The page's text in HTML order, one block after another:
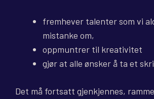
fremhever talenter som vi
mistanke om,
oppmuntrer til kreativitet
gjør at alle ønsker å ta et
Det må fortsatt gjenkjennes,